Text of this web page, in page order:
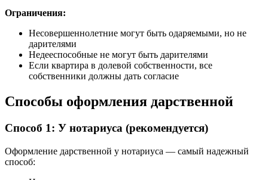
Ограничения:
Несовершеннолетние могут быть одаряемыми, но не
дарителями
Недееспособные не могут быть дарителями
Если квартира в долевой собственности, все
собственники должны дать согласие
Способы оформления дарственной
Способ 1: У нотариуса (рекомендуется)
Оформление дарственной у нотариуса — самый надежный
способ: